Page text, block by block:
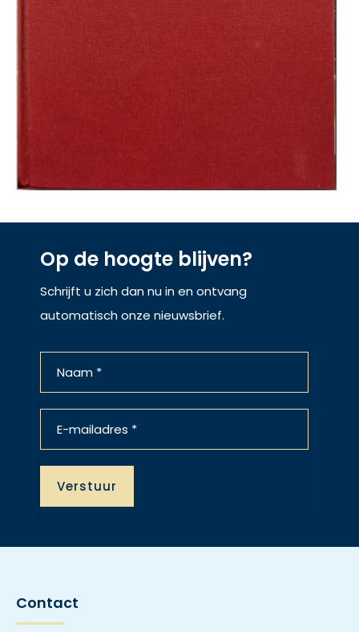
Op de hoogte blijven?
Schrijft u zich dan nu in en ontvang
automatisch onze nieuwsbrief.
Contact